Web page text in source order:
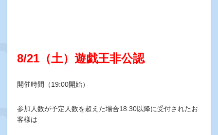
8/21（土）遊戯王非公認
開催時間（19:00開始）
参加人数が予定人数を超えた場合18:30以降に受付されたお
客様は